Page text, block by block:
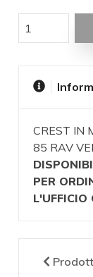
CREST IN
85 RAV
PER
L'UFFICIO